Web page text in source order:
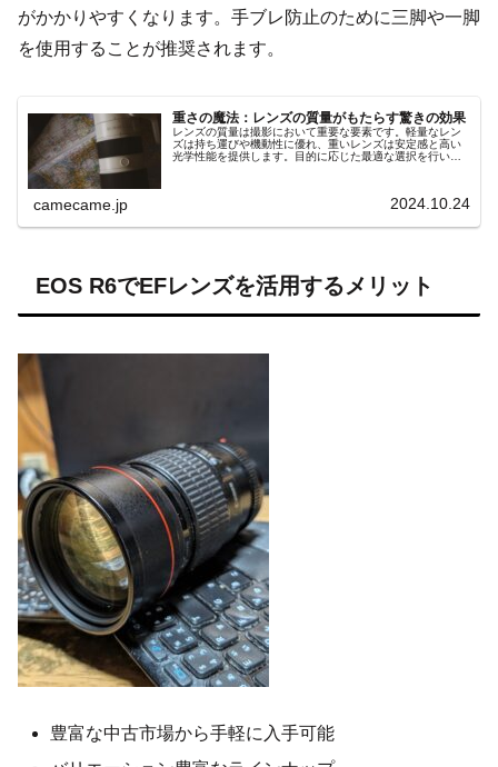
がかかりやすくなります。手ブレ防止のために三脚や一脚
を使用することが推奨されます。
重さの魔法：レンズの質量がもたらす驚きの効果
レンズの質量は撮影において重要な要素です。軽量なレン
ズは持ち運びや機動性に優れ、重いレンズは安定感と高い
光学性能を提供します。目的に応じた最適な選択を行い、
camecame.jp 2024.10.24
EOS R6でEFレンズを活用するメリット
豊富な中古市場から手軽に入手可能